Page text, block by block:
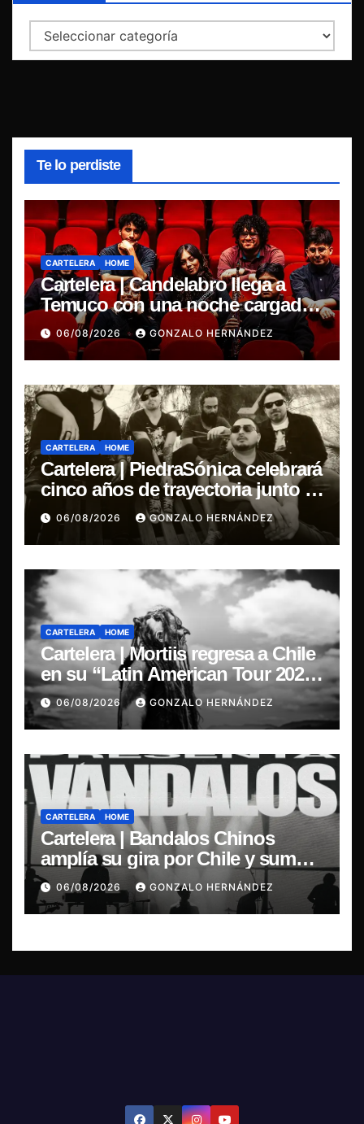
Categorías
Te lo perdiste
CARTELERA HOME
Cartelera | Candelabro llega a
Temuco con una noche cargada
de indie
06/08/2026 GONZALO HERNÁNDEZ
CARTELERA HOME
Cartelera | PiedraSónica celebrará
cinco años de trayectoria junto a
The Ganjas en el Bar de René
06/08/2026 GONZALO HERNÁNDEZ
CARTELERA HOME
Cartelera | Mortiis regresa a Chile
en su “Latin American Tour 2026”
y exclusivo show en Sala RBX
06/08/2026 GONZALO HERNÁNDEZ
CARTELERA HOME
Cartelera | Bandalos Chinos
amplía su gira por Chile y suma
concierto en Concepción
06/08/2026 GONZALO HERNÁNDEZ